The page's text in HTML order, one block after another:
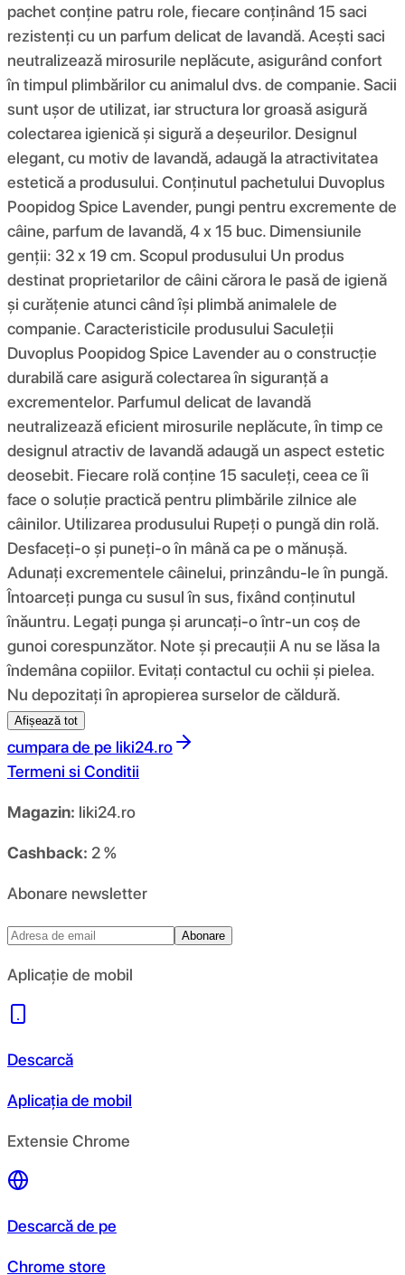
pachet conține patru role, fiecare conținând 15 saci
rezistenți cu un parfum delicat de lavandă. Acești saci
neutralizează mirosurile neplăcute, asigurând confort
în timpul plimbărilor cu animalul dvs. de companie. Sacii
sunt ușor de utilizat, iar structura lor groasă asigură
colectarea igienică și sigură a deșeurilor. Designul
elegant, cu motiv de lavandă, adaugă la atractivitatea
estetică a produsului. Conținutul pachetului Duvoplus
Poopidog Spice Lavender, pungi pentru excremente de
câine, parfum de lavandă, 4 x 15 buc. Dimensiunile
genții: 32 x 19 cm. Scopul produsului Un produs
destinat proprietarilor de câini cărora le pasă de igienă
și curățenie atunci când își plimbă animalele de
companie. Caracteristicile produsului Saculeții
Duvoplus Poopidog Spice Lavender au o construcție
durabilă care asigură colectarea în siguranță a
excrementelor. Parfumul delicat de lavandă
neutralizează eficient mirosurile neplăcute, în timp ce
designul atractiv de lavandă adaugă un aspect estetic
deosebit. Fiecare rolă conține 15 saculeți, ceea ce îi
face o soluție practică pentru plimbările zilnice ale
câinilor. Utilizarea produsului Rupeți o pungă din rolă.
Desfaceți-o și puneți-o în mână ca pe o mănușă.
Adunați excrementele câinelui, prinzându-le în pungă.
Întoarceți punga cu susul în sus, fixând conținutul
înăuntru. Legați punga și aruncați-o într-un coș de
gunoi corespunzător. Note și precauții A nu se lăsa la
îndemâna copiilor. Evitați contactul cu ochii și pielea.
Nu depozitați în apropierea surselor de căldură.
Afișează tot
cumpara de pe liki24.ro
Termeni si Conditii
Magazin: liki24.ro
Cashback: 2 %
Abonare newsletter
Abonare
Aplicație de mobil
Descarcă
Aplicația de mobil
Extensie Chrome
Descarcă de pe
Chrome store